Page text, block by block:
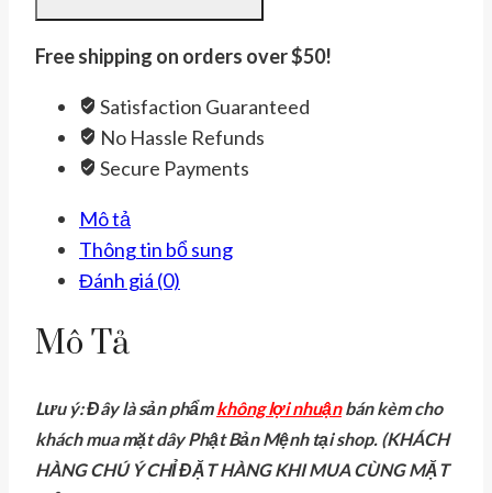
Phật
Bản
chốt
bạc
số
Free shipping on orders over $50!
Satisfaction Guaranteed
No Hassle Refunds
Secure Payments
Mô tả
Thông tin bổ sung
Đánh giá (0)
Mô Tả
Lưu ý: Đây là sản phẩmkhông lợi nhuậnbán kèm cho
khách mua mặt dây Phật Bản Mệnh tại shop. (KHÁCH
HÀNG CHÚ Ý CHỈ ĐẶT HÀNG KHI MUA CÙNG MẶT